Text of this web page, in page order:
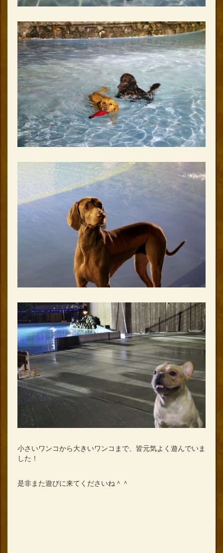
小さいワンコから大きいワンコまで、皆元気よく遊んでいま
した！
是非また遊びに来てくださいね＾＾